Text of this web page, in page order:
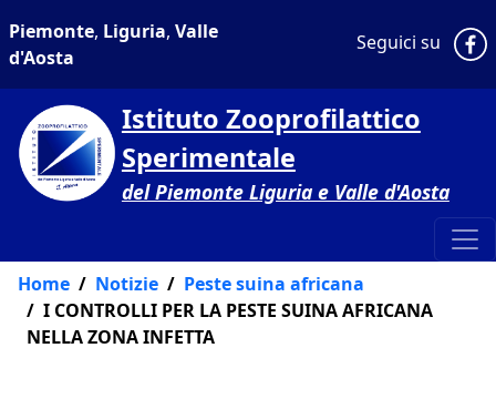
Piemonte, Liguria, Valle
d'Aosta
Seguici su
Istituto Zooprofilattico
Sperimentale
del Piemonte Liguria e Valle d'Aosta
Home Notizie
Peste suina africana
I CONTROLLI PER LA PESTE SUINA AFRICANA
NELLA ZONA INFETTA